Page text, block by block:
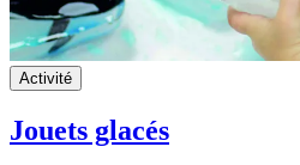
Activité
Jouets glacés